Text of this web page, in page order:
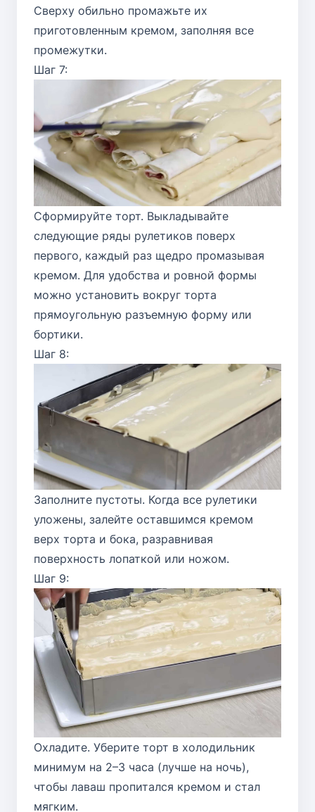
Сверху обильно промажьте их
приготовленным кремом, заполняя все
промежутки.
Шаг 7:
Сформируйте торт. Выкладывайте
следующие ряды рулетиков поверх
первого, каждый раз щедро промазывая
кремом. Для удобства и ровной формы
можно установить вокруг торта
прямоугольную разъемную форму или
бортики.
Шаг 8:
Заполните пустоты. Когда все рулетики
уложены, залейте оставшимся кремом
верх торта и бока, разравнивая
поверхность лопаткой или ножом.
Шаг 9:
Охладите. Уберите торт в холодильник
минимум на 2–3 часа (лучше на ночь),
чтобы лаваш пропитался кремом и стал
мягким.